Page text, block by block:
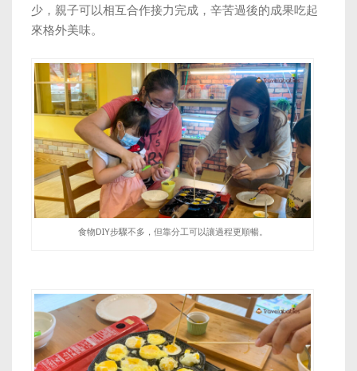
少，親子可以相互合作接力完成，辛苦過後的成果吃起
來格外美味。
食物DIY步驟不多，但靠分工可以讓過程更順暢。